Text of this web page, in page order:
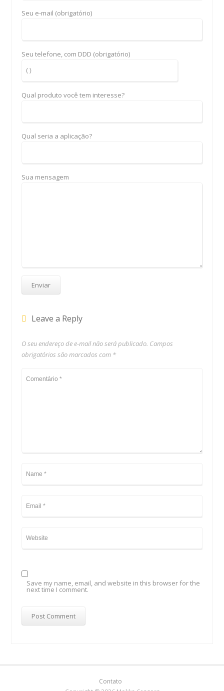
Seu e-mail (obrigatório)
Seu telefone, com DDD (obrigatório)
Qual produto você tem interesse?
Qual seria a aplicação?
Sua mensagem
Leave a Reply
O seu endereço de e-mail não será publicado. Campos
obrigatórios são marcados com *
Save my name, email, and website in this browser for the
next time I comment.
Contato